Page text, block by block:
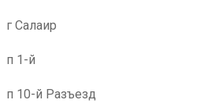
г Салаир
п 1-й
п 10-й Разъезд